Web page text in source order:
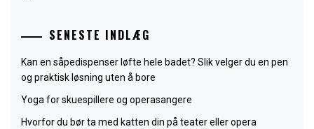
SENESTE INDLÆG
Kan en såpedispenser løfte hele badet? Slik velger du en pen
og praktisk løsning uten å bore
Yoga for skuespillere og operasangere
Hvorfor du bør ta med katten din på teater eller opera